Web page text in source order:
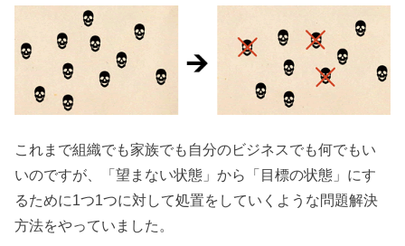
これまで組織でも家族でも自分のビジネスでも何でもい
いのですが、「望まない状態」から「目標の状態」にす
るために1つ1つに対して処置をしていくような問題解決
方法をやっていました。